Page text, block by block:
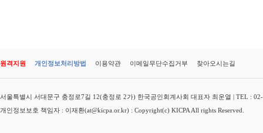
원격지원 개인정보처리방법 이용약관 이메일무단수집거부 찾아오시는길
서울특별시 서대문구 충정로7길 12(충정로 2가) 한국공인회계사회 대표자 최운열 | TEL :
개인정보보호 책임자 : 이재환(at@kicpa.or.kr) : Copyright(c) KICPA All rights Reserved.